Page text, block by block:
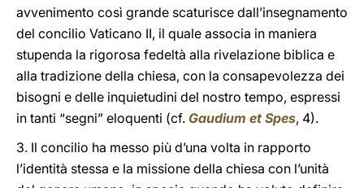
avvenimento così grande scaturisce dall’insegnamento
del concilio Vaticano II, il quale associa in maniera
stupenda la rigorosa fedeltà alla rivelazione biblica e
alla tradizione della chiesa, con la consapevolezza dei
bisogni e delle inquietudini del nostro tempo, espressi
in tanti “segni” eloquenti (cf. Gaudium et Spes, 4).
3. Il concilio ha messo più d’una volta in rapporto
l’identità stessa e la missione della chiesa con l’unità